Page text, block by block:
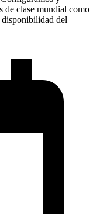
de clase mundial como
del